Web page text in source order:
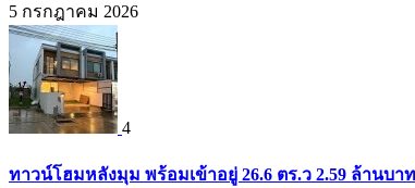
5 กรกฎาคม 2026
4
ทาวน์โฮมหลังมุม พร้อมเข้าอยู่ 26.6 ตร.ว 2.59 ล้านบา